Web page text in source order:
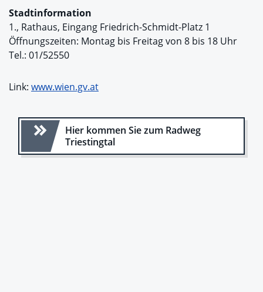
Stadtinformation
1., Rathaus, Eingang Friedrich-Schmidt-Platz 1
Öffnungszeiten: Montag bis Freitag von 8 bis 18 Uhr
Tel.: 01/52550
Link: www.wien.gv.at
Hier kommen Sie zum Radweg
Triestingtal